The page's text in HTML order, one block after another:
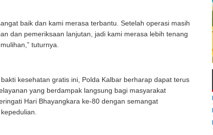
baik dan kami merasa terbantu. Setelah operasi masih
dan pemeriksaan lanjutan, jadi kami merasa lebih tenang
tuturnya.
kesehatan gratis ini, Polda Kalbar berharap dapat terus
yang berdampak langsung bagi masyarakat
Hari Bhayangkara ke-80 dengan semangat